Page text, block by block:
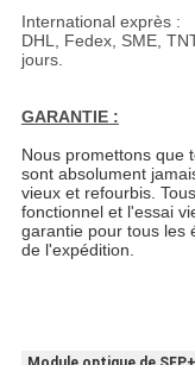
International exprès :
DHL, Fedex, SME,
jours.
GARANTIE :
Nous promettons que
sont absolument
vieux et refourbis.
fonctionnel et l'essai
garantie pour tous les
de l'expédition.